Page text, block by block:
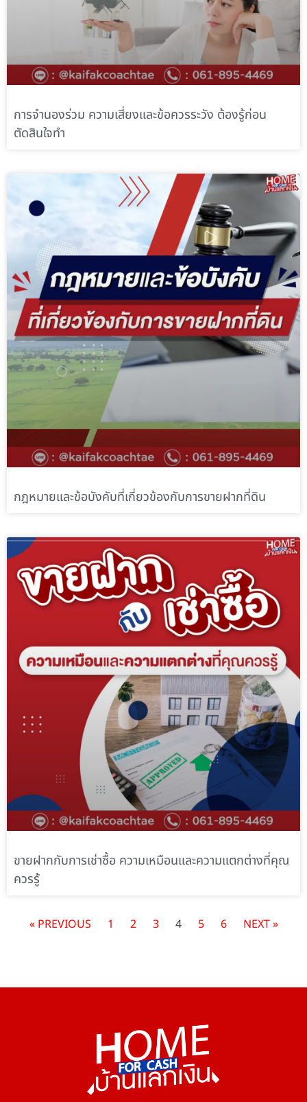
การจำนองร่วม ความเสี่ยงและข้อควรระวัง ต้องรู้ก่อน
ตัดสินใจทำ
กฎหมายและข้อบังคับที่เกี่ยวข้องกับการขายฝากที่ดิน
ขายฝากกับการเช่าซื้อ ความเหมือนและความแตกต่างที่คุณ
ควรรู้
« PREVIOUS 1 2 3 4 5 6 NEXT »